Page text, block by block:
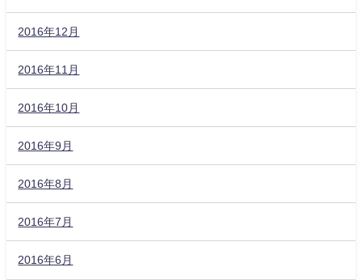
2016年12月
2016年11月
2016年10月
2016年9月
2016年8月
2016年7月
2016年6月